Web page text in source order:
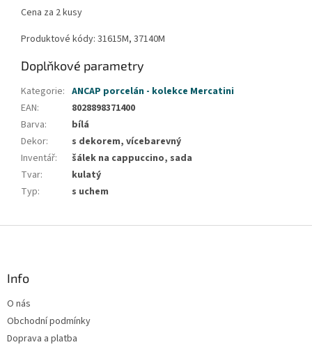
Cena za 2 kusy
Produktové kódy: 31615M, 37140M
Doplňkové parametry
Kategorie: ANCAP porcelán - kolekce Mercatini
EAN:
8028898371400
Barva:
bílá
Dekor:
s dekorem, vícebarevný
Inventář:
šálek na cappuccino, sada
Tvar:
kulatý
Typ: s uchem
Info
O nás
Obchodní podmínky
Doprava a platba